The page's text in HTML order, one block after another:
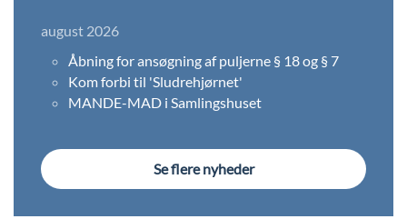
august 2026
Åbning for ansøgning af puljerne § 18 og § 7
Kom forbi til 'Sludrehjørnet'
MANDE-MAD i Samlingshuset
Se flere nyheder